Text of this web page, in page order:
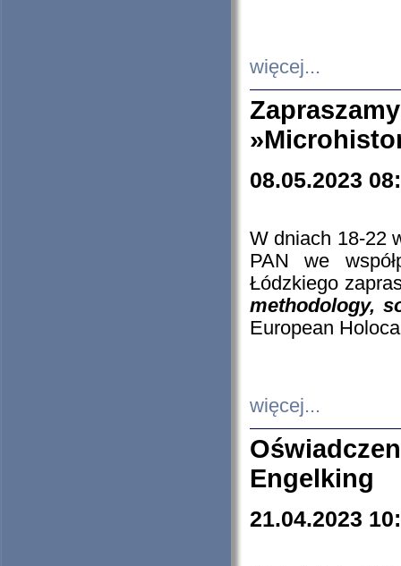
więcej...
08.05.2023
W dniach 18-22
PAN we
Łódzkiego
methodology,
European
więcej...
Engelking
21.04.2023